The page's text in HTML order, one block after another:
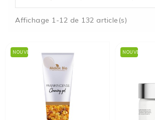
Affichage 1-12 de 132 article(s)
NOUVEAU NOUVEAU